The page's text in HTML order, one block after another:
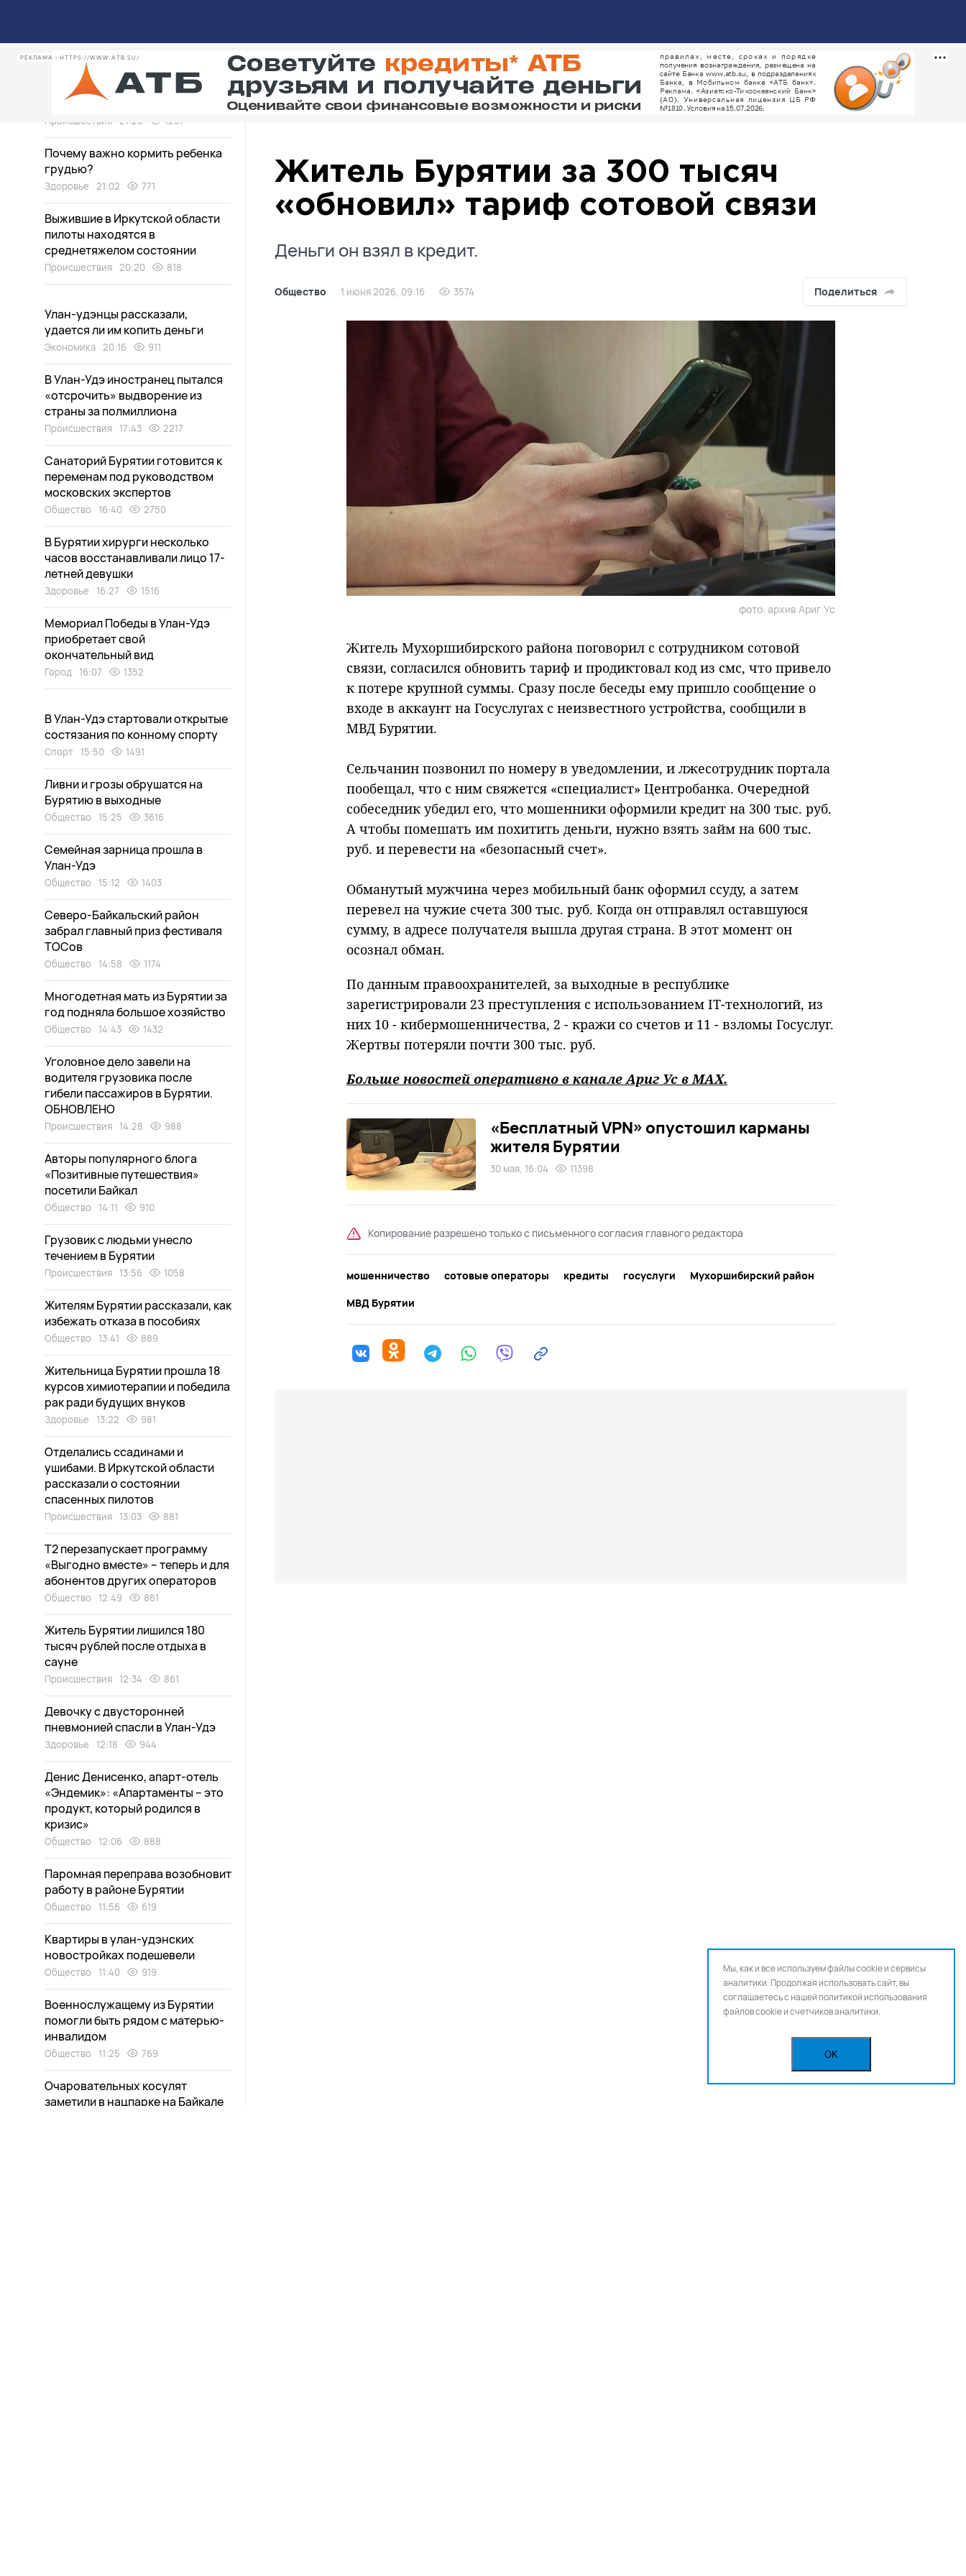
РЕКЛАМА • HTTPS://WWW.ATB.SU/
Житель Бурятии за 300 тысяч
«обновил» тариф сотовой связи
Деньги он взял в кредит.
Общество 1 июня 2026, 09:16 3574 Поделиться
фото: архив Ариг Ус
Житель Мухоршибирского района поговорил с сотрудником сотовой
связи, согласился обновить тариф и продиктовал код из смс, что привело
к потере крупной суммы. Сразу после беседы ему пришло сообщение о
входе в аккаунт на Госуслугах с неизвестного устройства, сообщили в
МВД Бурятии.
Сельчанин позвонил по номеру в уведомлении, и лжесотрудник портала
пообещал, что с ним свяжется «специалист» Центробанка. Очередной
собеседник убедил его, что мошенники оформили кредит на 300 тыс. руб.
А чтобы помешать им похитить деньги, нужно взять займ на 600 тыс.
руб. и перевести на «безопасный счет».
Обманутый мужчина через мобильный банк оформил ссуду, а затем
перевел на чужие счета 300 тыс. руб. Когда он отправлял оставшуюся
сумму, в адресе получателя вышла другая страна. В этот момент он
осознал обман.
По данным правоохранителей, за выходные в республике
зарегистрировали 23 преступления с использованием IT-технологий, из
них 10 - кибермошенничества, 2 - кражи со счетов и 11 - взломы Госуслуг.
Жертвы потеряли почти 300 тыс. руб.
Больше новостей оперативно в канале Ариг Ус вMAХ.
«Бесплатный VPN» опустошил карманы
жителя Бурятии
30 мая, 16:04 11398
Копирование разрешено только с письменного согласия главного редактора
мошенничество сотовые операторы кредиты госуслуги
Мухоршибирский район
МВД Бурятии
«Земля ушла из-под ног»: по
чьей вине произошла авария в
Улан-Удэ?
Происшествия 21:20 1231
Почему важно кормить ребенка
грудью?
Здоровье 21:02 771
Выжившие в Иркутской области
пилоты находятся в
среднетяжелом состоянии
Происшествия 20:20 818
Улан-удэнцы рассказали,
удается ли им копить деньги
Экономика 20:16 911
В Улан-Удэ иностранец пытался
«отсрочить» выдворение из
страны за полмиллиона
Происшествия 17:43 2217
Санаторий Бурятии готовится к
переменам под руководством
московских экспертов
Общество 16:40 2750
В Бурятии хирурги несколько
часов восстанавливали лицо 17-
летней девушки
Здоровье 16:27 1516
Мемориал Победы в Улан-Удэ
приобретает свой
окончательный вид
Город 16:07 1352
В Улан-Удэ стартовали открытые
состязания по конному спорту
Спорт 15:50 1491
Ливни и грозы обрушатся на
Бурятию в выходные
Общество 15:25 3616
Семейная зарница прошла в
Улан-Удэ
Общество 15:12 1403
Северо-Байкальский район
забрал главный приз фестиваля
ТОСов
Общество 14:58 1174
Многодетная мать из Бурятии за
год подняла большое хозяйство
Общество 14:43 1432
Уголовное дело завели на
водителя грузовика после
гибели пассажиров в Бурятии.
ОБНОВЛЕНО
Происшествия 14:28 988
Авторы популярного блога
«Позитивные путешествия»
посетили Байкал
Общество 14:11 910
Грузовик с людьми унесло
течением в Бурятии
Происшествия 13:56 1058
Жителям Бурятии рассказали, как
избежать отказа в пособиях
Общество 13:41 889
Жительница Бурятии прошла 18
курсов химиотерапии и победила
рак ради будущих внуков
Здоровье 13:22 981
Отделались ссадинами и
ушибами. В Иркутской области
рассказали о состоянии
спасенных пилотов
Происшествия 13:03 881
Т2 перезапускает программу
«Выгодно вместе» – теперь и для
абонентов других операторов
Общество 12:49 861
Житель Бурятии лишился 180
тысяч рублей после отдыха в
сауне
Происшествия 12:34 861
Девочку с двусторонней
пневмонией спасли в Улан-Удэ
Здоровье 12:18 944
Денис Денисенко, апарт-отель
«Эндемик»: «Апартаменты – это
продукт, который родился в
кризис»
Общество 12:06 888
Паромная переправа возобновит
работу в районе Бурятии
Общество 11:56 619
Квартиры в улан-удэнских
новостройках подешевели
Общество 11:40 919
Военнослужащему из Бурятии
помогли быть рядом с матерью-
инвалидом
Общество 11:25 769
Очаровательных косулят
заметили в нацпарке на Байкале
Мы, как и все используем файлы cookie и сервисы
аналитики. Продолжая использовать сайт, вы
соглашаетесь с нашейполитикой использования
файлов cookie и счетчиков аналитики.
OK